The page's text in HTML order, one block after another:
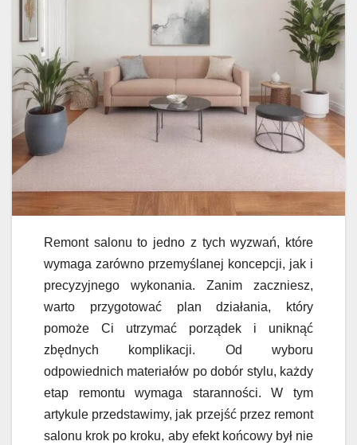
Remont salonu to jedno z tych wyzwań, które
wymaga zarówno przemyślanej koncepcji, jak i
precyzyjnego wykonania. Zanim zaczniesz,
warto przygotować plan działania, który
pomoże Ci utrzymać porządek i uniknąć
zbędnych komplikacji. Od wyboru
odpowiednich materiałów po dobór stylu, każdy
etap remontu wymaga staranności. W tym
artykule przedstawimy, jak przejść przez remont
salonu krok po kroku, aby efekt końcowy był nie